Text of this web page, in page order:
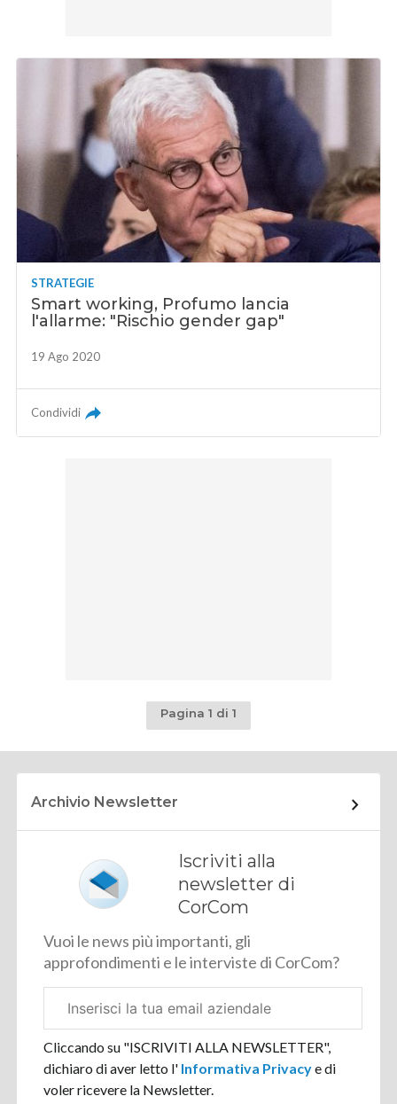
STRATEGIE
Smart working, Profumo lancia
l'allarme: "Rischio gender gap"
19 Ago 2020
Condividi
Pagina 1 di 1
Archivio Newsletter
Iscriviti alla
newsletter di
CorCom
Vuoi le news più importanti, gli
approfondimenti e le interviste di CorCom?
aziendale
Cliccando su "ISCRIVITI ALLA NEWSLETTER",
dichiaro di aver letto l' Informativa Privacye di
voler ricevere la Newsletter.